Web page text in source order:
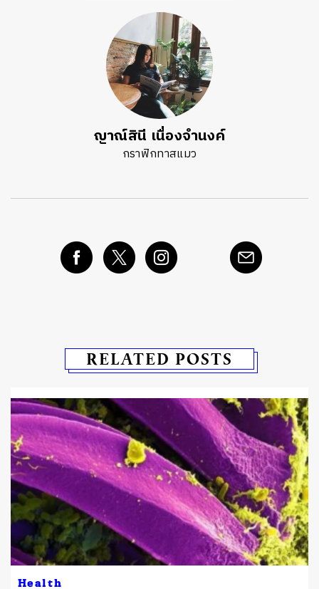
ญาณ์สินี เนื่องจำนงค์
กราฟิกทาสแมว
RELATED POSTS
Health